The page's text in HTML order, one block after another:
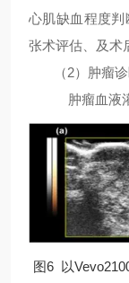
心肌缺血程度
张术评估、及术
（2）肿瘤诊
肿瘤血液灌流
图6 以